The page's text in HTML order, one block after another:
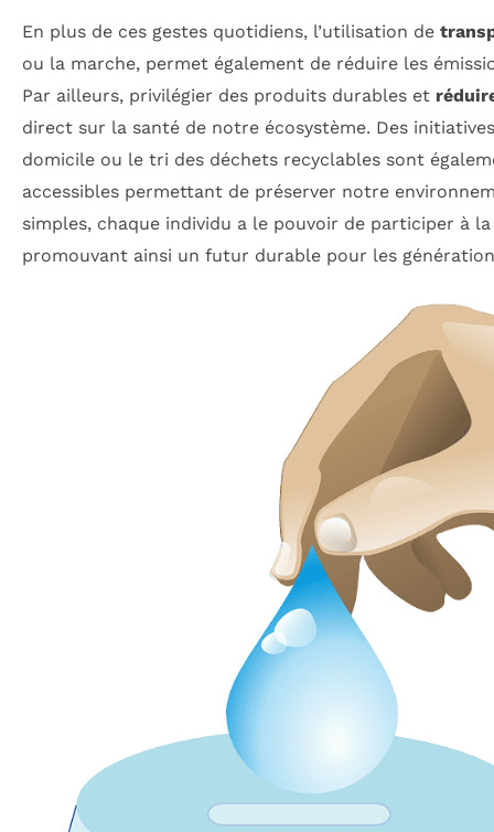
En plus de ces gestes quotidiens, l’utilisation de
ou la marche, permet également de réduire les
Par ailleurs, privilégier des produits durables et
direct sur la santé de notre écosystème. Des
domicile ou le tri des déchets recyclables sont
accessibles permettant de préserver notre
simples, chaque individu a le pouvoir de participer à
promouvant ainsi un futur durable pour les